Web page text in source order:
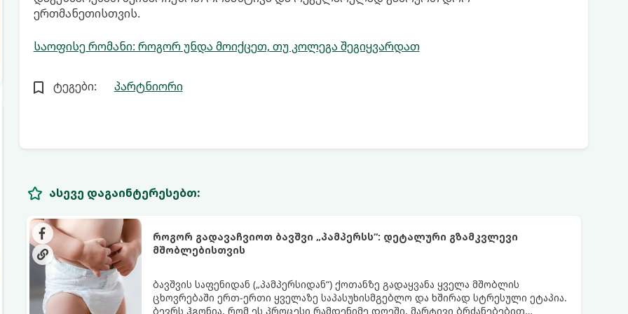
ერთმანეთისთვის.
საოფისე რომანი: როგორ უნდა მოიქცეთ, თუ კოლეგა შეგიყვარდათ
ტეგები: პარტნიორი
ასევე დაგაინტერესებთ:
როგორ გადავაჩვიოთ ბავშვი „პამპერსს“: დეტალური გზამკვლევი
მშობლებისთვის
ბავშვის საფენიდან („პამპერსიდან“) ქოთანზე გადაყვანა ყველა მშობლის
ცხოვრებაში ერთ-ერთი ყველაზე საპასუხისმგებლო და ხშირად სტრესული ეტაპია.
ბევრს ჰგონია, რომ ეს პროცესი რამდენიმე დღეში, მარტივი ბრძანებებით